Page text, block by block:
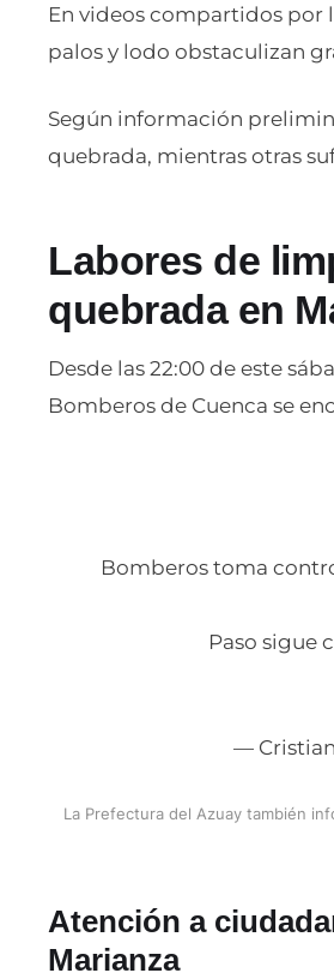
En videos compartidos por
palos y lodo obstaculizan
Según información
quebrada, mientras otras
Labores de
quebrada en
Desde las 22:00 de este
Bomberos de Cuenca se
Bomberos toma
Paso sigue
—
La Prefectura del Azuay también
Atención a
Marianza